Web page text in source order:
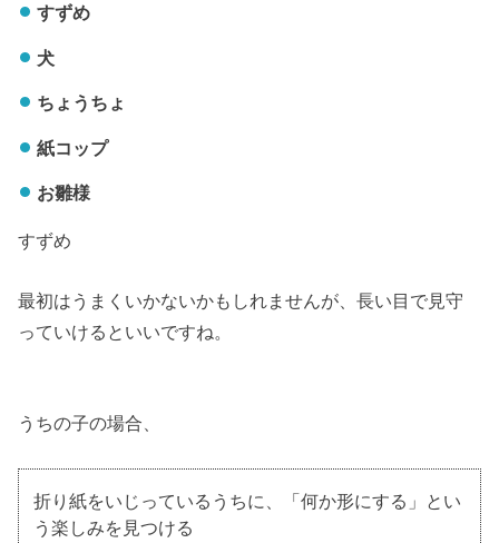
すずめ
犬
ちょうちょ
紙コップ
お雛様
すずめ
最初はうまくいかないかもしれませんが、長い目で見守
っていけるといいですね。
うちの子の場合、
折り紙をいじっているうちに、「何か形にする」とい
う楽しみを見つける